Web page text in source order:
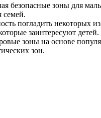
безопасные зоны для
семей.
погладить некоторых
заинтересуют детей.
зоны на основе
зон.